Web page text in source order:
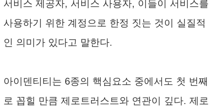
서비스 제공자, 서비스 사용자, 이들이 서비스를
사용하기 위한 계정으로 한정 짓는 것이 실질적
인 의미가 있다고 말한다.
아이덴티티는 6종의 핵심요소 중에서도 첫 번째
로 꼽힐 만큼 제로트러스트와 연관이 깊다. 제로